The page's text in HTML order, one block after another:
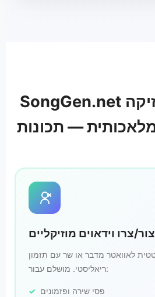
SongGen.net יוצר וידאו מוזיקה
— תכונות
צור/צרו וידאוים מוזיקליים
לאוואטר מדבר או שר עם תזמון
ריאליסטי. מושלם עבור:
פסי שירה ופזמונים